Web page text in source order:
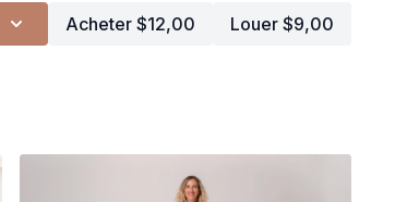
Acheter $12,00 Louer $9,00